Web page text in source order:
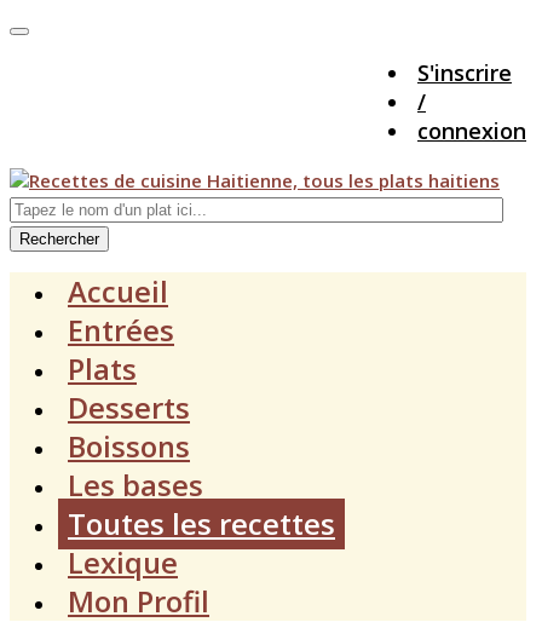
S'inscrire
/
connexion
Rechercher
Accueil
Entrées
Plats
Desserts
Boissons
Les bases
Toutes les recettes
Lexique
Mon Profil